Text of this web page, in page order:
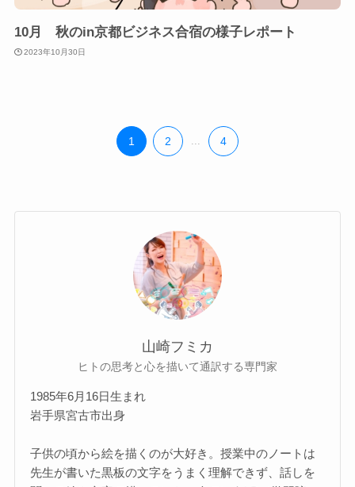
10月 秋のin京都ビジネス合宿の様子レポート
2023年10月30日
1 2 ... 4
山崎フミカ
ヒトの思考と心を描いて通訳する専門家
1985年6月16日生まれ
岩手県宮古市出身
子供の頃から絵を描くのが大好き。授業中のノートは
先生が書いた黒板の文字をうまく理解できず、話しを